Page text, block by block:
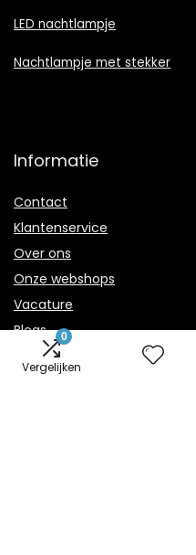
0
Vergelijken
LED nachtlampje
Nachtlampje met stekker
Informatie
Contact
Klantenservice
Over ons
Onze webshops
Vacature
Blogs
Privacybeleid